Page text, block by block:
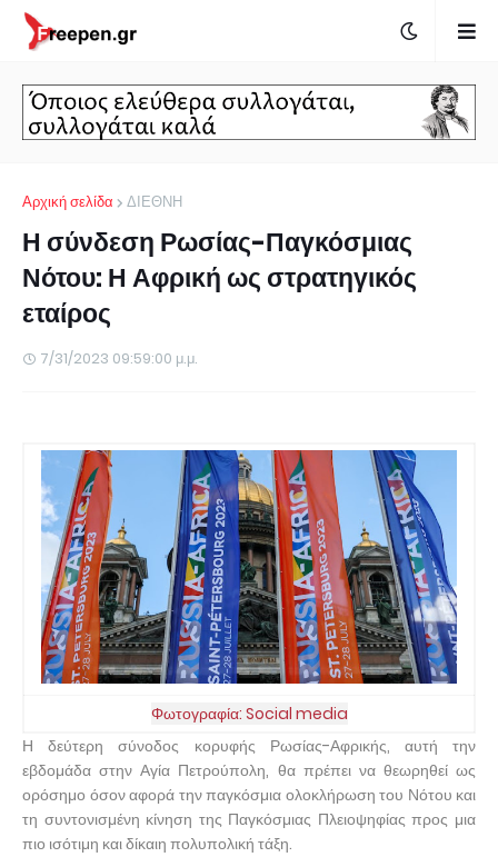
Αρχική σελίδα ΔΙΕΘΝΗ
Η σύνδεση Ρωσίας-Παγκόσμιας
Νότου: Η Αφρική ως στρατηγικός
εταίρος
7/31/2023 09:59:00 μ.μ.
Φωτογραφία: Social media
Η δεύτερη σύνοδος κορυφής Ρωσίας-Αφρικής, αυτή την
εβδομάδα στην Αγία Πετρούπολη, θα πρέπει να θεωρηθεί ως
ορόσημο όσον αφορά την παγκόσμια ολοκλήρωση του Νότου και
τη συντονισμένη κίνηση της Παγκόσμιας Πλειοψηφίας προς μια
πιο ισότιμη και δίκαιη πολυπολική τάξη.